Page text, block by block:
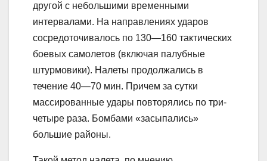
другой с небольшими временными
интервалами. На направлениях ударов
сосредоточивалось по 130—160 тактических
боевых самолетов (включая палубные
штурмовики). Налеты продолжались в
течение 40—70 мин. Причем за сутки
массированные удары повторялись по три-
четыре раза. Бомбами «засыпались»
большие районы.